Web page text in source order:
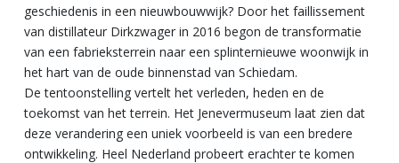
geschiedenis in een nieuwbouwwijk? Door het faillissement
van distillateur Dirkzwager in 2016 begon de transformatie
van een fabrieksterrein naar een splinternieuwe woonwijk in
het hart van de oude binnenstad van Schiedam.
De tentoonstelling vertelt het verleden, heden en de
toekomst van het terrein. Het Jenevermuseum laat zien dat
deze verandering een uniek voorbeeld is van een bredere
ontwikkeling. Heel Nederland probeert erachter te komen